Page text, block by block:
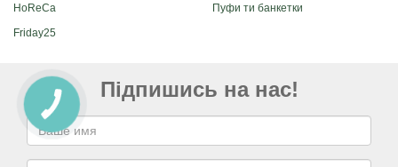
HoReCa
Пуфи ти банкетки
Friday25
Підпишись на нас!